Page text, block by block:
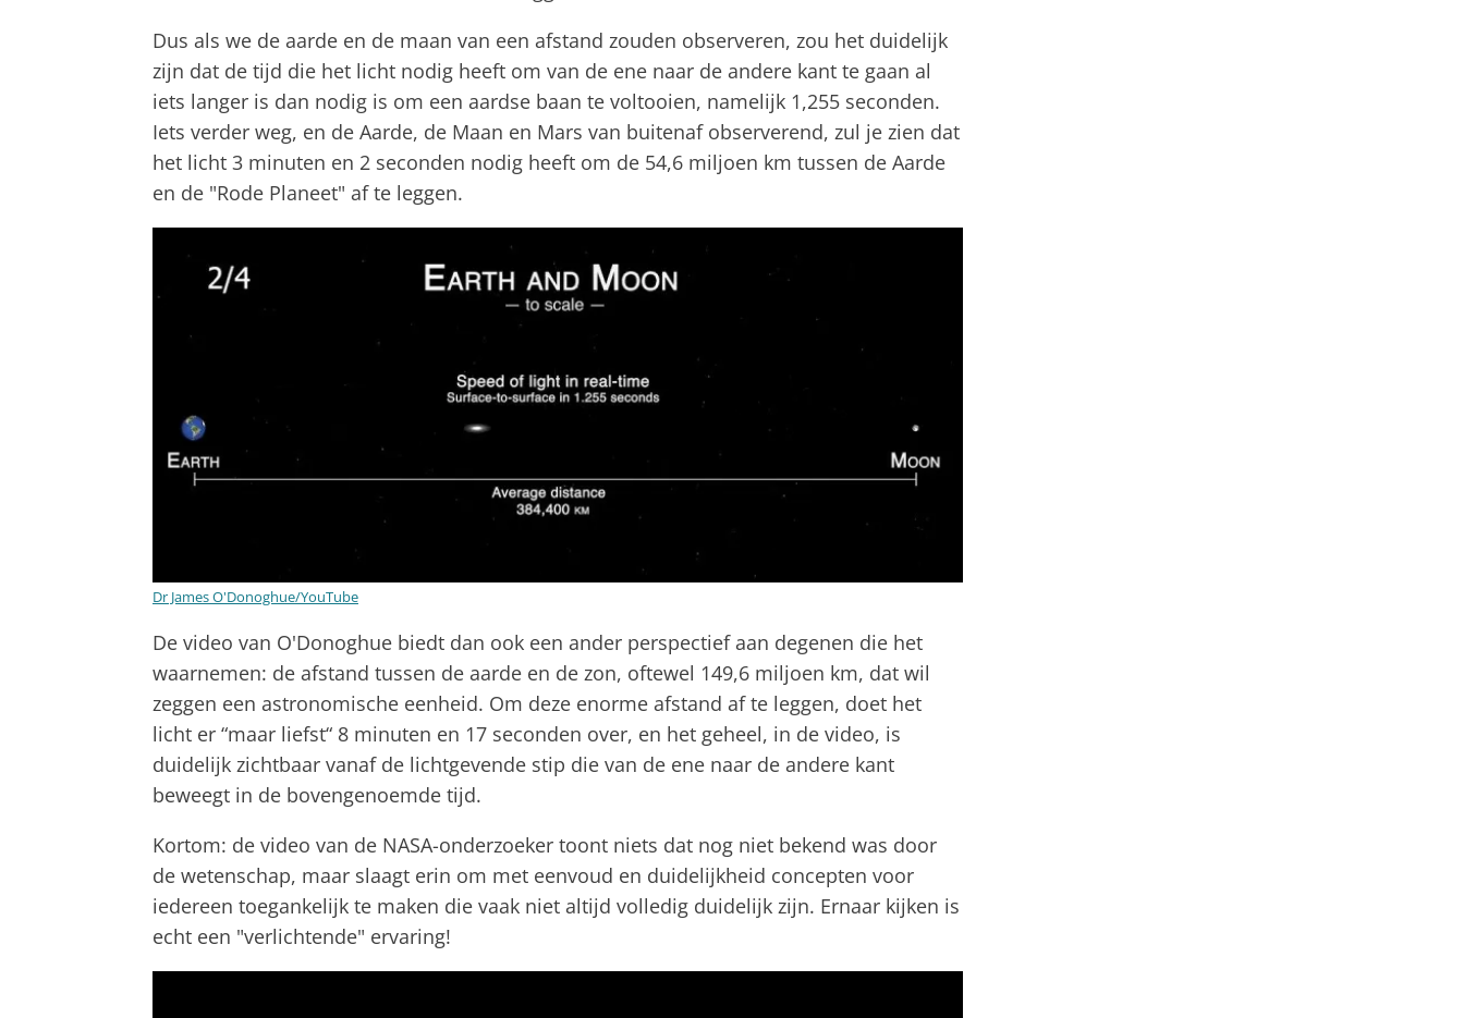
Dus als we de aarde en de maan van een afstand zouden observeren, zou het duidelijk
zijn dat de tijd die het licht nodig heeft om van de ene naar de andere kant te gaan al
iets langer is dan nodig is om een aardse baan te voltooien, namelijk 1,255 seconden.
Iets verder weg, en de Aarde, de Maan en Mars van buitenaf observerend, zul je zien dat
het licht 3 minuten en 2 seconden nodig heeft om de 54,6 miljoen km tussen de Aarde
en de "Rode Planeet" af te leggen.
Dr James O'Donoghue/YouTube
De video van O'Donoghue biedt dan ook een ander perspectief aan degenen die het
waarnemen: de afstand tussen de aarde en de zon, oftewel 149,6 miljoen km, dat wil
zeggen een astronomische eenheid. Om deze enorme afstand af te leggen, doet het
licht er “maar liefst“ 8 minuten en 17 seconden over, en het geheel, in de video, is
duidelijk zichtbaar vanaf de lichtgevende stip die van de ene naar de andere kant
beweegt in de bovengenoemde tijd.
Kortom: de video van de NASA-onderzoeker toont niets dat nog niet bekend was door
de wetenschap, maar slaagt erin om met eenvoud en duidelijkheid concepten voor
iedereen toegankelijk te maken die vaak niet altijd volledig duidelijk zijn. Ernaar kijken is
echt een "verlichtende" ervaring!